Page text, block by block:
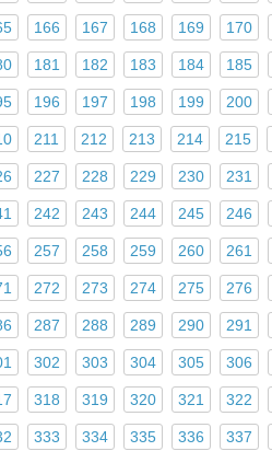
166 167 168 169 170
181 182 183 184 185
196 197 198 199 200
211 212 213 214 215
227 228 229 230 231
242 243 244 245 246
257 258 259 260 261
272 273 274 275 276
287 288 289 290 291
302 303 304 305 306
318 319 320 321 322
333 334 335 336 337